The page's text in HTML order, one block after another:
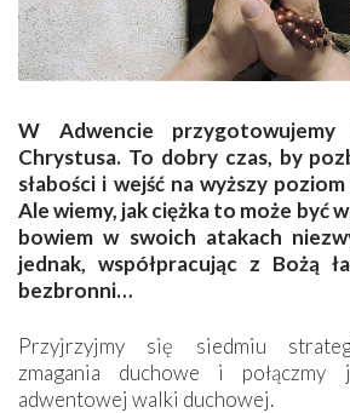
W Adwencie
Chrystusa. To dobry czas, by
słabości i wejść na wyższy
Ale wiemy, jak ciężka to może być
bowiem w swoich atakach
jednak, współpracując z Bożą
bezbronni…
Przyjrzyjmy się siedmiu
zmagania duchowe i
adwentowej walki duchowej.